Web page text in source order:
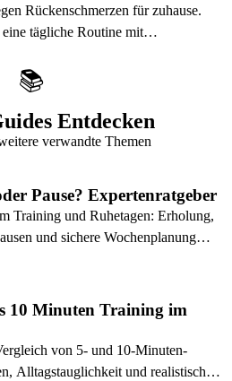
Rückenschmerzen für zuhause.
tägliche Routine mit
📚
Entdecken
verwandte Themen
Pause? Expertenratgeber
Training und Ruhetagen: Erholung,
und sichere Wochenplanung
10 Minuten Training im
von 5- und 10-Minuten-
Alltagstauglichkeit und realistische